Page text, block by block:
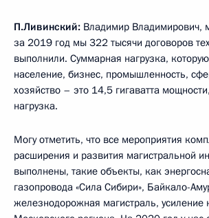
П.Ливинский: Владимир Владимирович,
за 2019 год мы 322 тысячи договоров
выполнили. Суммарная нагрузка,
население, бизнес, промышленность,
хозяйство – это 14,5 гигаватта
нагрузка.
Могу отметить, что все мероприятия
расширения и развития магистральной
выполнены, такие объекты, как
газопровода «Сила Сибири», Байкало-
железнодорожная магистраль, усиление